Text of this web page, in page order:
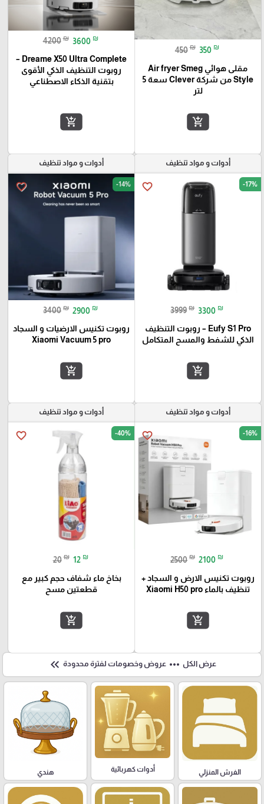
450 ₪ 350 ₪
مقلى هوائي Air fryer Smeg
Style من شركة Clever سعة 5
لتر
add_shopping_cart
4200 ₪ 3600 ₪
Dreame X50 Ultra Complete –
روبوت التنظيف الذكي الأقوى
بتقنية الذكاء الاصطناعي
add_shopping_cart
أدوات و مواد تنظيف
favorite_border -17%
3999 ₪ 3300 ₪
Eufy S1 Pro – روبوت التنظيف
الذكي للشفط والمسح المتكامل
add_shopping_cart
أدوات و مواد تنظيف
favorite_border -14%
3400 ₪ 2900 ₪
روبوت تكنيس الارضيات و السجاد
Xiaomi Vacuum 5 pro
add_shopping_cart
أدوات و مواد تنظيف
favorite_border -16%
2500 ₪ 2100 ₪
روبوت تكنيس الارض و السجاد +
تنظيف بالماء Xiaomi H50 pro
add_shopping_cart
أدوات و مواد تنظيف
favorite_border -40%
20 ₪ 12 ₪
بخاخ ماء شفاف حجم كبير مع
قطعتين مسح
add_shopping_cart
عرض الكل more_horiz عروض وخصومات لفترة محدودة keyboard_double_arrow_left
الفرش المنزلي أدوات كهربائية هندي